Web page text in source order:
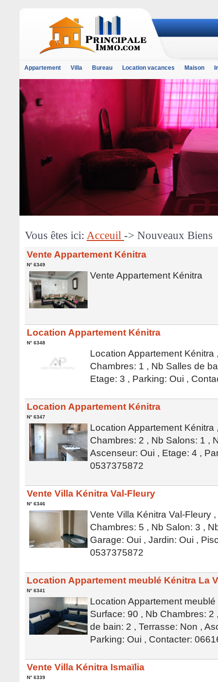
Appartement Villa Bureau Location vacances Maison
Vous êtes ici: Acceuil -> Nouveaux Biens
Vente Appartement Kénitra
N° 6349
Vente Appartement Kénitra
Location Appartement Kénitra
N° 6348
Location Appartement Kénitra
Chambres: 1 , Nb Salles de
Etage: 3 , Parking: Oui ,
Location Appartement Kénitra
N° 6347
Location Appartement Kénitra
Chambres: 2 , Nb Salons: 1 ,
Ascenseur: Oui , Etage: 4 ,
0537375872
Vente Villa Kénitra Val-Fleury
N° 6346
Vente Villa Kénitra Val-Fleury
Chambres: 5 , Nb Salon: 3 ,
Garage: Oui , Jardin: Oui ,
0537375872
Location Appartement meublé Kénitra La
N° 6341
Location Appartement
Surface: 90 , Nb Chambres:
de bain: 2 , Terrasse: Non ,
Parking: Oui , Contacter:
Vente Villa Kénitra Ismaïlia
N° 6339